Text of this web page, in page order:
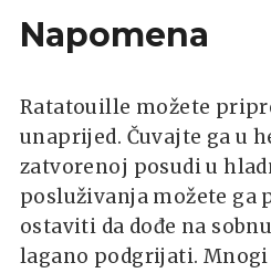
Napomena
Ratatouille možete
unaprijed. Čuvajte ga u
zatvorenoj posudi u
posluživanja možete ga
ostaviti da dođe na
lagano podgrijati. Mnogi